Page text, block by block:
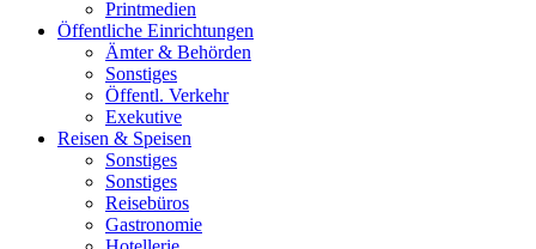
Printmedien
Öffentliche Einrichtungen
Ämter & Behörden
Sonstiges
Öffentl. Verkehr
Exekutive
Reisen & Speisen
Sonstiges
Sonstiges
Reisebüros
Gastronomie